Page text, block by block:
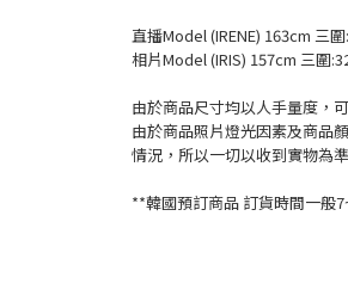
直播Model (IRENE) 163cm 三
相片Model (IRIS) 157cm 三圍
由於商品尺寸均以人手量度，
由於商品照片燈光因素及商品
情況，所以一切以收到實物為準
**韓國預訂商品 訂貨時間一般